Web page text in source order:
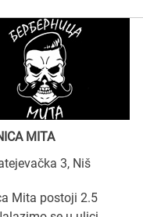
MITA
3, Niš
Mita postoji 2.5